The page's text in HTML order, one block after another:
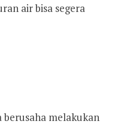
air bisa segera
melakukan